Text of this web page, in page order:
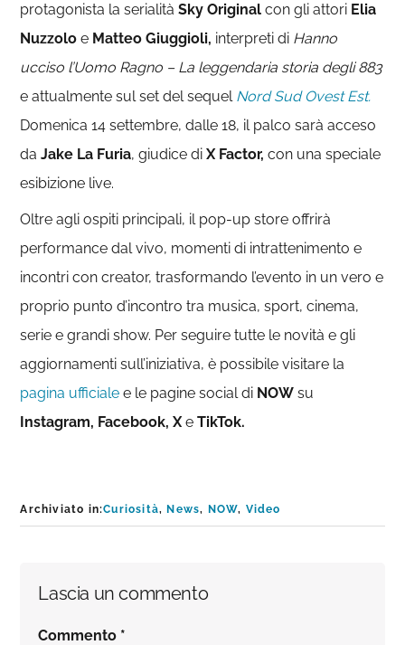
protagonista la serialitàSky Original con gli attori Elia
Nuzzolo e Matteo Giuggioli, interpreti di Hanno
ucciso l’Uomo Ragno – La leggendaria storia degli 883
e attualmente sul set del sequel Nord Sud Ovest Est.
Domenica 14 settembre, dalle 18, il palco sarà acceso
daJake La Furia, giudice diX Factor, con una speciale
esibizione live.
Oltre agli ospiti principali, il pop-up store offrirà
performance dal vivo, momenti di intrattenimento e
incontri con creator, trasformando l’evento in un vero e
proprio punto d’incontro tra musica, sport, cinema,
serie e grandi show. Per seguire tutte le novità e gli
aggiornamenti sull’iniziativa, è possibile visitare la
pagina ufficiale e le pagine social di NOW su
Instagram, Facebook, XeTikTok.
Archiviato in:Curiosità, News, NOW, Video
Interazioni
del
Lascia un commento
Commento *